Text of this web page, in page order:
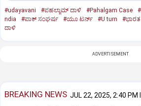
#udayavani #ಪಹಲ್ಗಾಮ್ ದಾಳಿ #Pahalgam Case
ndia
#ಪಾಕ್‌ ಸಂಘರ್ಷ #ಯೂ ಟರ್ನ್ #U turn #ಭಾರತ
ದಾಳಿ
ADVERTISEMENT
BREAKING NEWS JUL 22, 2025, 2:40 PM